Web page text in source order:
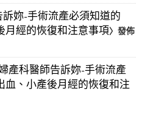
妳-手術流產必須知道的
經的恢復和注意事項〉發佈
產科醫師告訴妳-手術流產
、小產後月經的恢復和注